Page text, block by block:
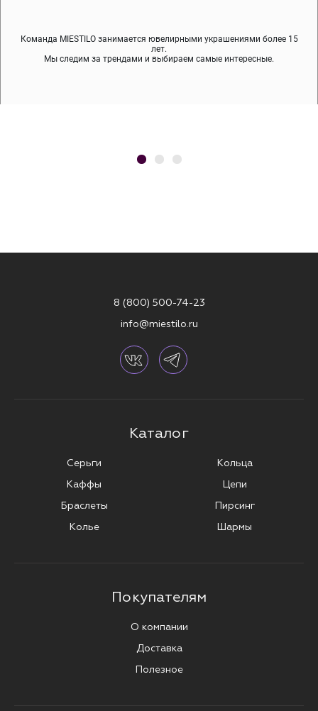
Команда MIESTILO занимается ювелирными украшениями более 15
лет.
Мы следим за трендами и выбираем самые интересные.
Мы используем покрытие (родий, ювелирный сплав), которое не
содержит никеля и свинца — это исключает аллергию.
Во время доставки спокойно примеряйте украшения, выбирайте те,
что вам нравятся, остальные заберёт курьер.
8 (800) 500-74-23
info@miestilo.ru
Каталог
Серьги
Каффы
Браслеты
Колье
Кольца
Цепи
Пирсинг
Шармы
Покупателям
О компании
Доставка
Полезное